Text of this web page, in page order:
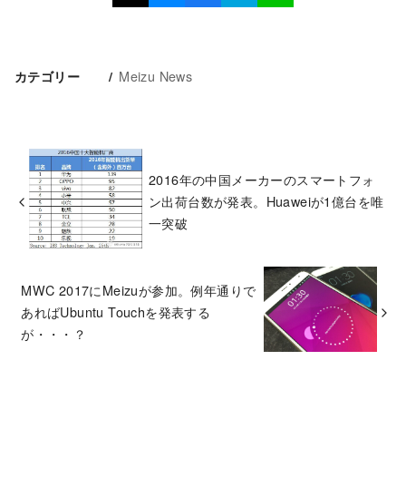
カテゴリー Meizu News
2016年の中国メーカーのスマートフォ
ン出荷台数が発表。Huaweiが1億台を唯
一突破
MWC 2017にMeizuが参加。例年通りで
あればUbuntu Touchを発表する
が・・・？